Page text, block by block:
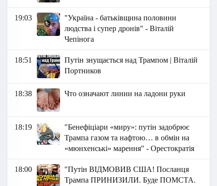
19:03
"Україна - батьківщина половини
людства і супер дронів" - Віталій
Чепінога
18:51
Путін знущається над Трампом | Віталій
Портников
18:38 Что означают линии на ладони руки
18:19
"Бенефіціари «миру»: путін задобрює
Трампа газом та нафтою… в обмін на
«мюнхенські» марення" - Орестократія
18:00
"Путін ВІДМОВИВ США! Посланця
Трампа ПРИНИЗИЛИ. Буде ПОМСТА.